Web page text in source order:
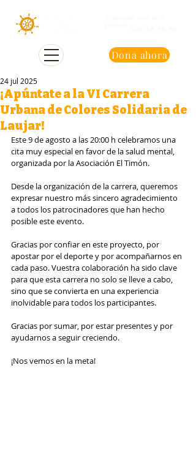
Dona ahora
¡Apúntate a la VI Carrera
Urbana de Colores Solidaria de
Laujar!
24 jul 2025
Este 9 de agosto a las 20:00 h celebramos una
cita muy especial en favor de la salud mental,
organizada por la Asociación El Timón.
Desde la organización de la carrera, queremos
expresar nuestro más sincero agradecimiento
a todos los patrocinadores que han hecho
posible este evento.
Gracias por confiar en este proyecto, por
apostar por el deporte y por acompañarnos en
cada paso. Vuestra colaboración ha sido clave
para que esta carrera no solo se lleve a cabo,
sino que se convierta en una experiencia
inolvidable para todos los participantes.
Gracias por sumar, por estar presentes y por
ayudarnos a seguir creciendo.
¡Nos vemos en la meta!